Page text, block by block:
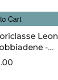
Cart
Leon
-
Morbida